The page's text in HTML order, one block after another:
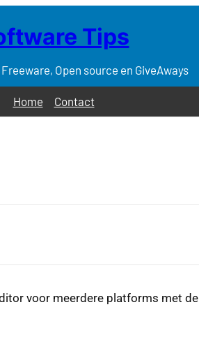
Tips
Open source en GiveAways
Home Contact
voor meerdere platforms met de